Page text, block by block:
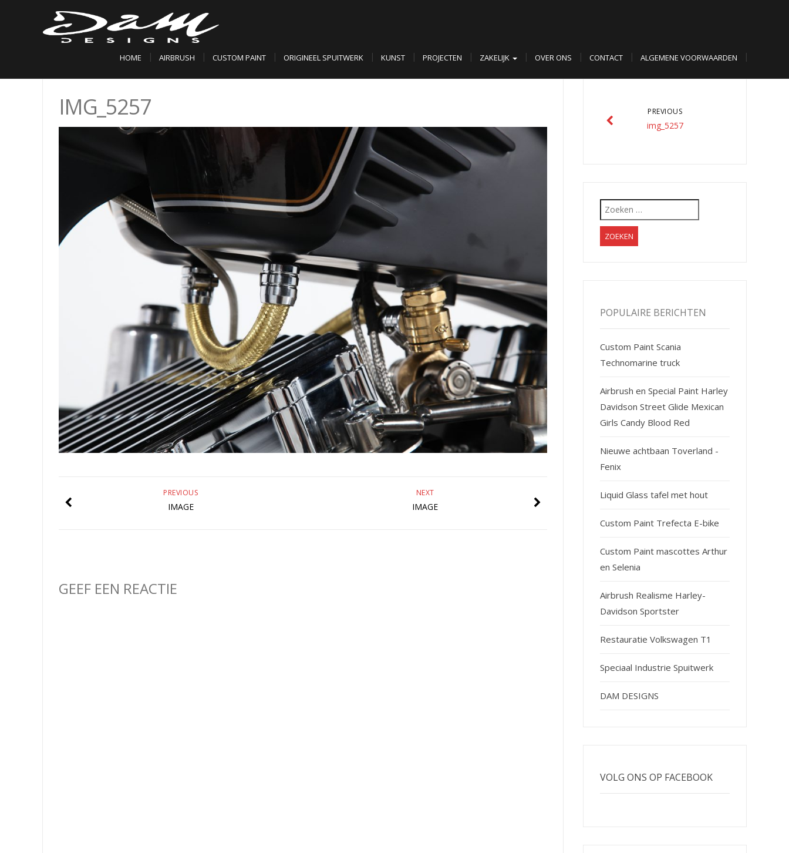
HOME AIRBRUSH CUSTOM PAINT ORIGINEEL SPUITWERK KUNST PROJECTEN ZAKELIJK OVER ONS CONTACT ALGEMENE VOORWAARDEN
IMG_5257
NEXT
IMAGE
PREVIOUS
IMAGE
GEEF EEN REACTIE
PREVIOUS
img_5257
Zoeken
naar:
POPULAIRE BERICHTEN
Custom Paint Scania
Technomarine truck
Airbrush en Special Paint Harley
Davidson Street Glide Mexican
Girls Candy Blood Red
Nieuwe achtbaan Toverland -
Fenix
Liquid Glass tafel met hout
Custom Paint Trefecta E-bike
Custom Paint mascottes Arthur
en Selenia
Airbrush Realisme Harley-
Davidson Sportster
Restauratie Volkswagen T1
Speciaal Industrie Spuitwerk
DAM DESIGNS
VOLG ONS OP FACEBOOK